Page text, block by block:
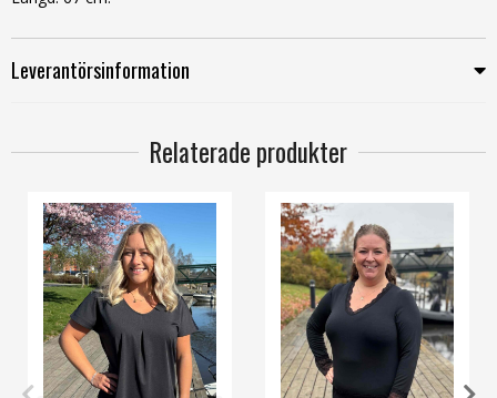
Leverantörsinformation
Relaterade produkter